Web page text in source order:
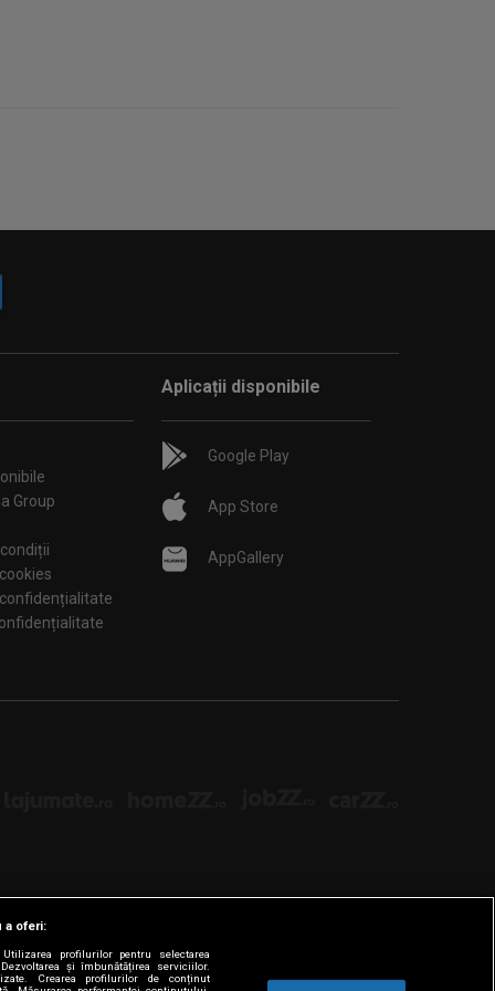
Group
de confidențialitate
Aplicații disponibile
Google Play
App Store
AppGallery
a oferi:
profilurilor pentru selectarea
și îmbunătățirea serviciilor.
Crearea profilurilor de conținut